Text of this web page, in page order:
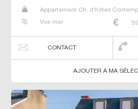
Appartement Ch. d'hôtes
Propriété Villa
Vue mer
CONTACT
AJOUTER A MA